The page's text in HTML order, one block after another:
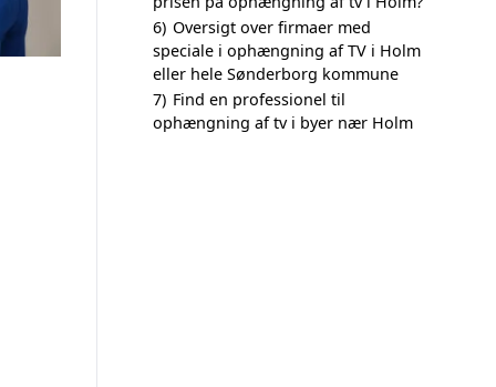
6) Oversigt over firmaer med
speciale i ophængning af TV i Holm
eller hele Sønderborg kommune
7) Find en professionel til
ophængning af tv i byer nær Holm